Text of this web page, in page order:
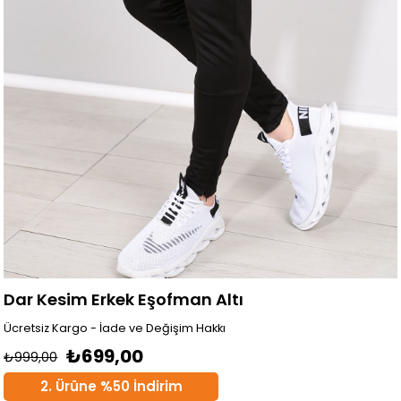
Dar Kesim Erkek Eşofman Altı
Ücretsiz Kargo - İade ve Değişim Hakkı
₺999,00 ₺699,00
2. Ürüne %50 İndirim